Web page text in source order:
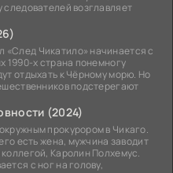
следователей возглавляет
Чикатило» начинается с
1990-х страна понемногу
отдыхать к Чёрному морю. Но
подстерегают
(2024)
прокурором в Чикаго.
есть жена, мужчина заводит
Каролин Полхемус.
с ног на голову,